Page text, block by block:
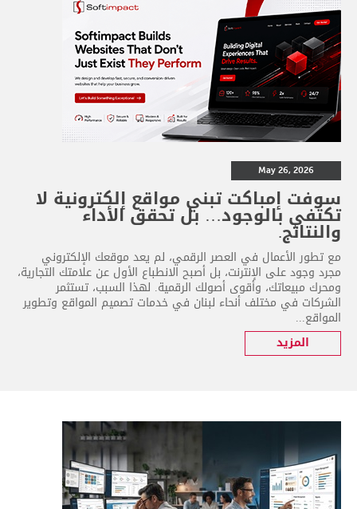
May 26, 2026
سوفت إمباكت تبني مواقع إلكترونية لا
تكتفي بالوجود… بل تحقق الأداء
والنتائج.
مع تطور الأعمال في العصر الرقمي، لم يعد موقعك الإلكتروني
مجرد وجود على الإنترنت، بل أصبح الانطباع الأول عن علامتك التجارية،
ومحرك مبيعاتك، وأقوى أصولك الرقمية. لهذا السبب، تستثمر
الشركات في مختلف أنحاء لبنان في خدمات تصميم المواقع وتطوير
المواقع...
المزيد